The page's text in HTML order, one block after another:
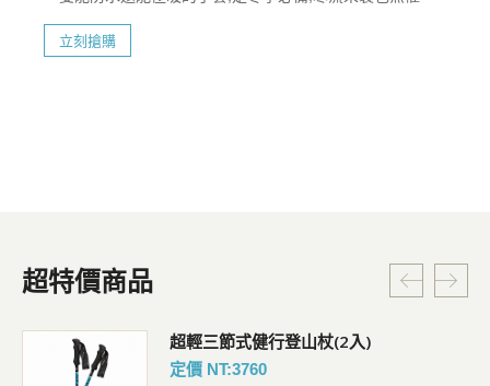
立刻搶購
超特價商品
超輕三節式健行登山杖(2入)
定價 NT:3760